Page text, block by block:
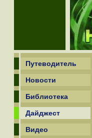
Путеводитель
Новости
Библиотека
Дайджест
Видео